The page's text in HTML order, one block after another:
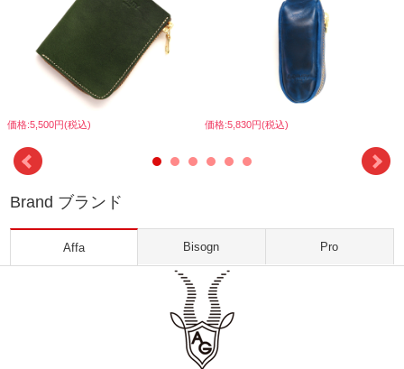
価格:5,500円(税込) 価格:5,830円(税込)
Brand ブランド
Affa Bisogn Pro